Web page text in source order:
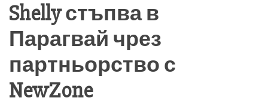
Shelly стъпва в
Парагвай чрез
партньорство с
NewZone